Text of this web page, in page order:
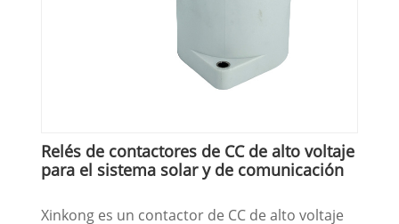
Relés de contactores de CC de alto voltaje
para el sistema solar y de comunicación
Xinkong es un contactor de CC de alto voltaje